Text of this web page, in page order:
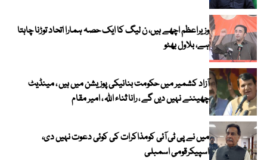
وزیراعظم اچھے ہیں، ن لیگ کا ایک حصہ ہمارا اتحاد توڑنا چاہتا
ہے، بلاول بھٹو
آزاد کشمیر میں حکومت بنانیکی پوزیشن میں ہیں ، مینڈیٹ
چھیننے نہیں دیں گے ، رانا ثناء اللہ ، امیر مقام
میں نے پی ٹی آئی کومذاکرات کی کوئی دعوت نہیں دی،
اسپیکرقومی اسمبلی